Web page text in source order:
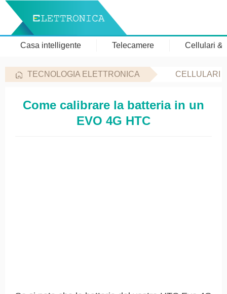
Casa intelligente Telecamere Cellulari &
TECNOLOGIA ELETTRONICA CELLULARI
Come calibrare la batteria in un
EVO 4G HTC